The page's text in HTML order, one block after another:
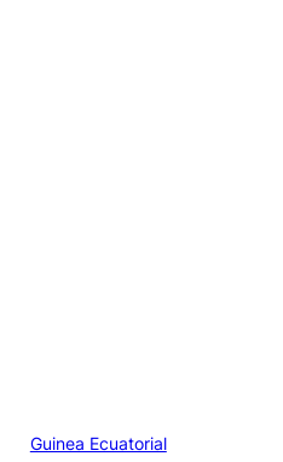
Guinea Ecuatorial